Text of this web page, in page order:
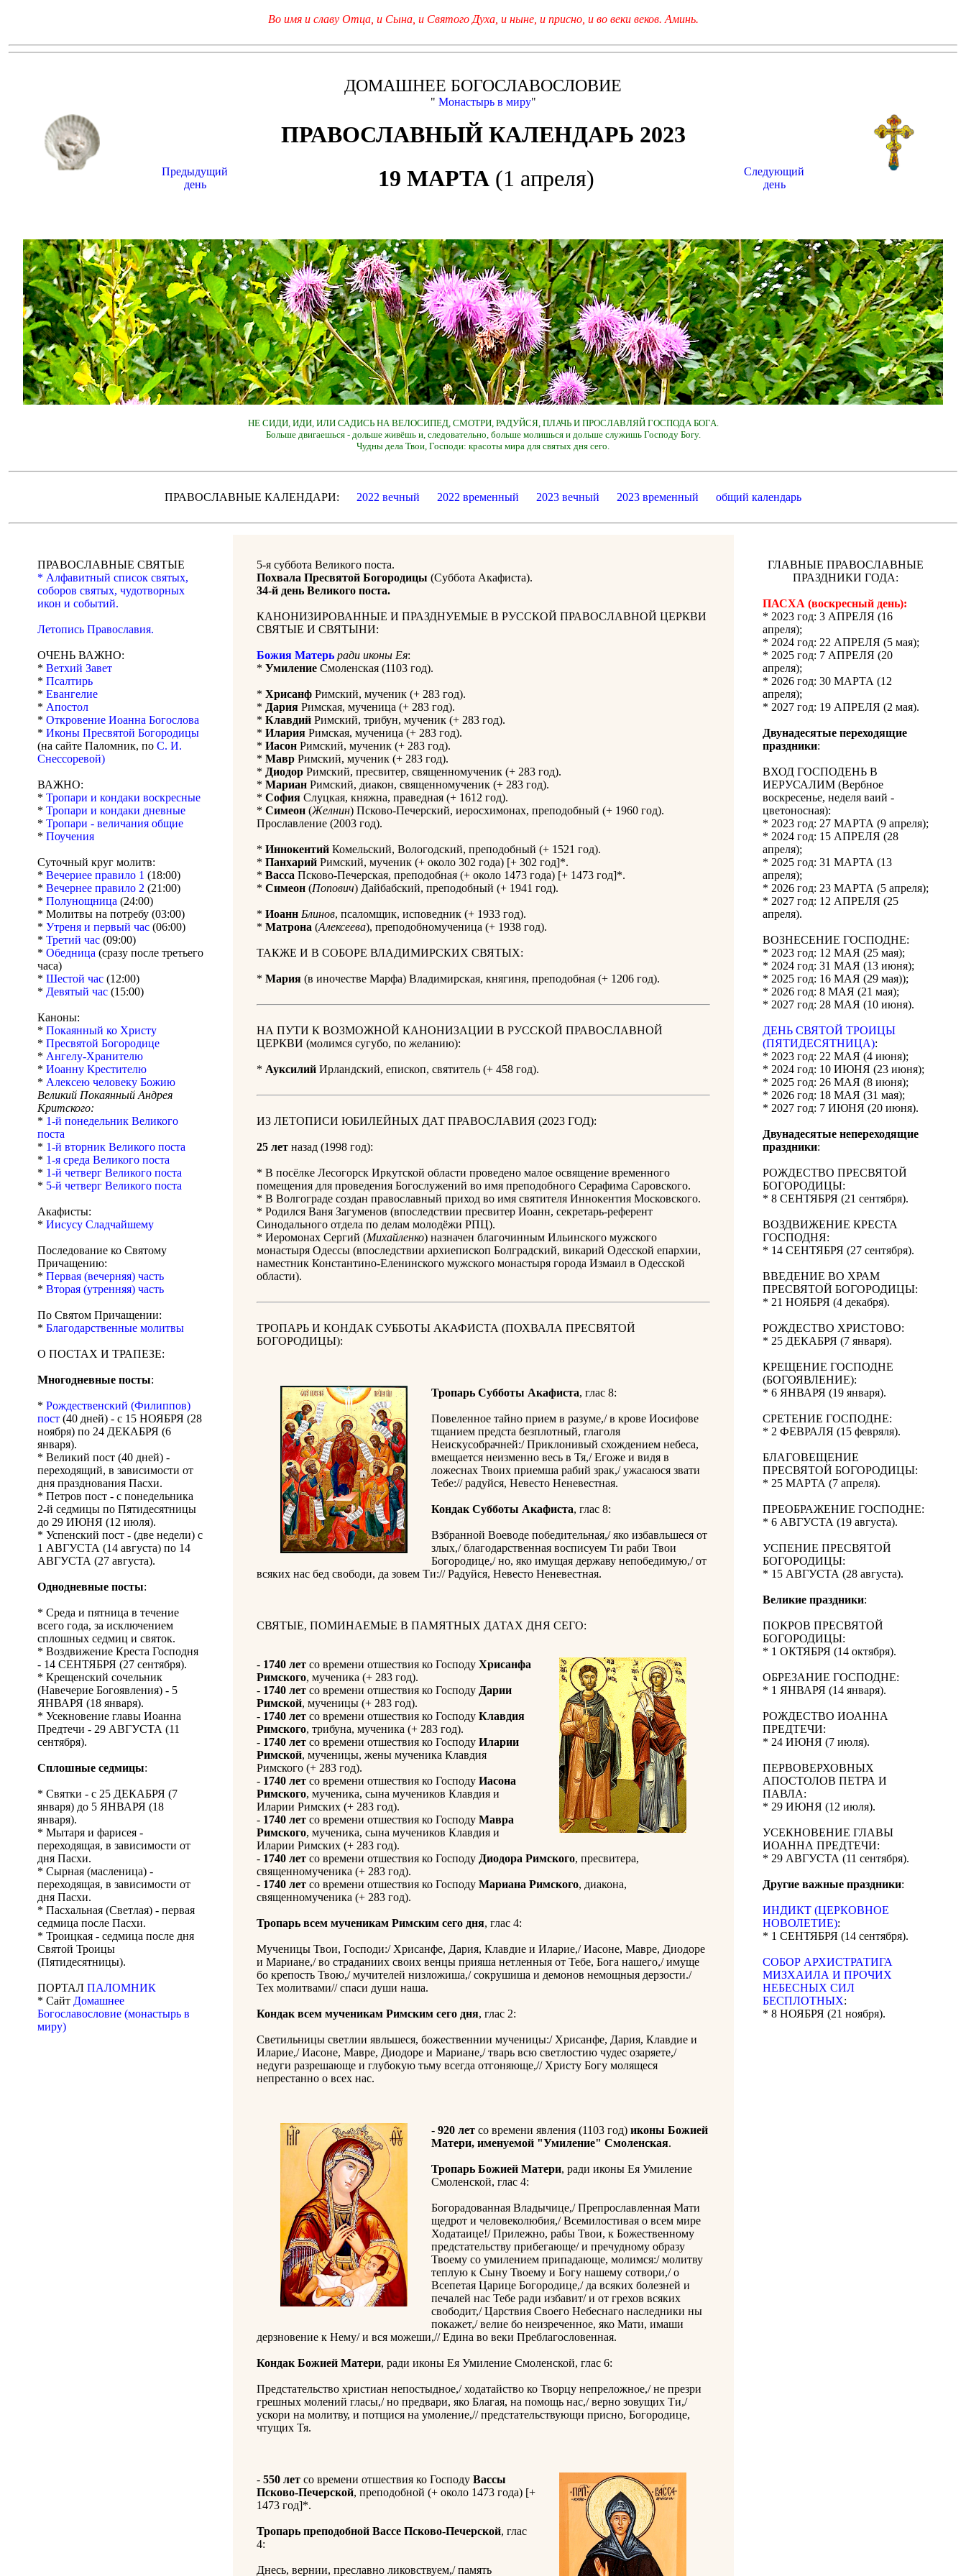
Во имя и славу Отца, и Сына, и Святого Духа, и ныне, и присно, и во веки веков. Аминь.
ДОМАШНЕЕ БОГОСЛАВОСЛОВИЕ
" Монастырь в миру"
ПРАВОСЛАВНЫЙ КАЛЕНДАРЬ 2023
Предыдущий
день
19 МАРТА(1 апреля)
Следующий
день
НЕ СИДИ, ИДИ, ИЛИ САДИСЬ НА ВЕЛОСИПЕД, СМОТРИ, РАДУЙСЯ, ПЛАЧЬ И ПРОСЛАВЛЯЙ ГОСПОДА БОГА.
Больше двигаешься - дольше живёшь и, следовательно, больше молишься и дольше служишь Господу Богу.
Чудны дела Твои, Господи: красоты мира для святых дня сего.
ПРАВОСЛАВНЫЕ КАЛЕНДАРИ: 2022 вечный 2022 временный 2023 вечный 2023 временный общий календарь
ПРАВОСЛАВНЫЕ СВЯТЫЕ
* Алфавитный список святых,
соборов святых, чудотворных
икон и событий.
Летопись Православия.
ОЧЕНЬ ВАЖНО:
* Ветхий Завет
* Псалтирь
* Евангелие
* Апостол
* Откровение Иоанна Богослова
* Иконы Пресвятой Богородицы
(на сайте Паломник, по С. И.
Снессоревой)
ВАЖНО:
* Тропари и кондаки воскресные
* Тропари и кондаки дневные
* Тропари - величания общие
* Поучения
Суточный круг молитв:
* Вечериее правило 1 (18:00)
* Вечернее правило 2 (21:00)
* Полунощница (24:00)
* Молитвы на потребу (03:00)
* Утреня и первый час (06:00)
* Третий час (09:00)
* Обедница (сразу после третьего
часа)
* Шестой час (12:00)
* Девятый час (15:00)
Каноны:
* Покаянный ко Христу
* Пресвятой Богородице
* Ангелу-Хранителю
* Иоанну Крестителю
* Алексею человеку Божию
Великий Покаянный Андрея
Критского:
* 1-й понедельник Великого
поста
* 1-й вторник Великого поста
* 1-я среда Великого поста
* 1-й четверг Великого поста
* 5-й четверг Великого поста
Акафисты:
* Иисусу Сладчайшему
Последование ко Святому
Причащению:
* Первая (вечерняя) часть
* Вторая (утренняя) часть
По Святом Причащении:
* Благодарственные молитвы
О ПОСТАХ И ТРАПЕЗЕ:
Многодневные посты:
* Рождественский (Филиппов)
пост (40 дней) - с 15 НОЯБРЯ (28
ноября) по 24 ДЕКАБРЯ (6
января).
* Великий пост (40 дней) -
переходящий, в зависимости от
дня празднования Пасхи.
* Петров пост - с понедельника
2-й седмицы по Пятидесятницы
до 29 ИЮНЯ (12 июля).
* Успенский пост - (две недели) с
1 АВГУСТА (14 августа) по 14
АВГУСТА (27 августа).
Однодневные посты:
* Среда и пятница в течение
всего года, за исключением
сплошных седмиц и святок.
* Воздвижение Креста Господня
- 14 СЕНТЯБРЯ (27 сентября).
* Крещенский сочельник
(Навечерие Богоявления) - 5
ЯНВАРЯ (18 января).
* Усекновение главы Иоанна
Предтечи - 29 АВГУСТА (11
сентября).
Сплошные седмицы:
* Святки - с 25 ДЕКАБРЯ (7
января) до 5 ЯНВАРЯ (18
января).
* Мытаря и фарисея -
переходящая, в зависимости от
дня Пасхи.
* Сырная (масленица) -
переходящая, в зависимости от
дня Пасхи.
* Пасхальная (Светлая) - первая
седмица после Пасхи.
* Троицкая - седмица после дня
Святой Троицы
(Пятидесятницы).
ПОРТАЛ ПАЛОМНИК
* Сайт Домашнее
Богославословие (монастырь в
миру)
5-я суббота Великого поста.
Похвала Пресвятой Богородицы (Суббота Акафиста).
34-й день Великого поста.
КАНОНИЗИРОВАННЫЕ И ПРАЗДНУЕМЫЕ В РУССКОЙ ПРАВОСЛАВНОЙ ЦЕРКВИ
СВЯТЫЕ И СВЯТЫНИ:
Божия Матерь ради иконы Ея:
* Умиление Смоленская (1103 год).
* Хрисанф Римский, мученик (+ 283 год).
* Дария Римская, мученица (+ 283 год).
* Клавдий Римский, трибун, мученик (+ 283 год).
* Илария Римская, мученица (+ 283 год).
* Иасон Римский, мученик (+ 283 год).
* Мавр Римский, мученик (+ 283 год).
* Диодор Римский, пресвитер, священномученик (+ 283 год).
* Мариан Римский, диакон, священномученик (+ 283 год).
* София Слуцкая, княжна, праведная (+ 1612 год).
* Симеон (Желнин) Псково-Печерский, иеросхимонах, преподобный (+ 1960 год).
Прославление (2003 год).
* Иннокентий Комельский, Вологодский, преподобный (+ 1521 год).
* Панхарий Римский, мученик (+ около 302 года) [+ 302 год]*.
* Васса Псково-Печерская, преподобная (+ около 1473 года) [+ 1473 год]*.
* Симеон (Попович) Дайбабский, преподобный (+ 1941 год).
* Иоанн Блинов, псаломщик, исповедник (+ 1933 год).
* Матрона (Алексеева), преподобномученица (+ 1938 год).
ТАКЖЕ И В СОБОРЕ ВЛАДИМИРСКИХ СВЯТЫХ:
* Мария (в иночестве Марфа) Владимирская, княгиня, преподобная (+ 1206 год).
НА ПУТИ К ВОЗМОЖНОЙ КАНОНИЗАЦИИ В РУССКОЙ ПРАВОСЛАВНОЙ
ЦЕРКВИ (молимся сугубо, по желанию):
* Ауксилий Ирландский, епископ, святитель (+ 458 год).
ИЗ ЛЕТОПИСИ ЮБИЛЕЙНЫХ ДАТ ПРАВОСЛАВИЯ (2023 ГОД):
25 лет назад (1998 год):
* В посёлке Лесогорск Иркутской области проведено малое освящение временного
помещения для проведения Богослужений во имя преподобного Серафима Саровского.
* В Волгограде создан православный приход во имя святителя Иннокентия Московского.
* Родился Ваня Загуменов (впоследствии пресвитер Иоанн, секретарь-референт
Синодального отдела по делам молодёжи РПЦ).
* Иеромонах Сергий (Михайленко) назначен благочинным Ильинского мужского
монастыря Одессы (впоследствии архиепископ Болградский, викарий Одесской епархии,
наместник Константино-Еленинского мужского монастыря города Измаил в Одесской
области).
ТРОПАРЬ И КОНДАК СУББОТЫ АКАФИСТА (ПОХВАЛА ПРЕСВЯТОЙ
БОГОРОДИЦЫ):
Тропарь Cубботы Акафиста, глас 8:
Повеленное тайно прием в разуме,/ в крове Иосифове
тщанием предста безплотный, глаголя
Неискусобрачней:/ Приклонивый схождением небеса,
вмещается неизменно весь в Тя,/ Егоже и видя в
ложеснах Твоих приемша рабий зрак,/ ужасаюся звати
Тебе:// радуйся, Невесто Неневестная.
Кондак Субботы Акафиста, глас 8:
Взбранной Воеводе победительная,/ яко избавльшеся от
злых,/ благодарственная восписуем Ти раби Твои
Богородице,/ но, яко имущая державу непобедимую,/ от
всяких нас бед свободи, да зовем Ти:// Радуйся, Невесто Неневестная.
СВЯТЫЕ, ПОМИНАЕМЫЕ В ПАМЯТНЫХ ДАТАХ ДНЯ СЕГО:
- 1740 лет со времени отшествия ко Господу Хрисанфа
Римского, мученика (+ 283 год).
- 1740 лет со времени отшествия ко Господу Дарии
Римской, мученицы (+ 283 год).
- 1740 лет со времени отшествия ко Господу Клавдия
Римского, трибуна, мученика (+ 283 год).
- 1740 лет со времени отшествия ко Господу Иларии
Римской, мученицы, жены мученика Клавдия
Римского (+ 283 год).
- 1740 лет со времени отшествия ко Господу Иасона
Римского, мученика, сына мучеников Клавдия и
Иларии Римских (+ 283 год).
- 1740 лет со времени отшествия ко Господу Мавра
Римского, мученика, сына мучеников Клавдия и
Иларии Римских (+ 283 год).
- 1740 лет со времени отшествия ко Господу Диодора Римского, пресвитера,
священномученика (+ 283 год).
- 1740 лет со времени отшествия ко Господу Мариана Римского, диакона,
священномученика (+ 283 год).
Тропарь всем мученикам Римским сего дня, глас 4:
Мученицы Твои, Господи:/ Хрисанфе, Дария, Клавдие и Иларие,/ Иасоне, Мавре, Диодоре
и Мариане,/ во страданиих своих венцы прияша нетленныя от Тебе, Бога нашего,/ имуще
бо крепость Твою,/ мучителей низложиша,/ сокрушиша и демонов немощныя дерзости./
Тех молитвами// спаси души наша.
Кондак всем мученикам Римским сего дня, глас 2:
Светильницы светлии явльшеся, божественнии мученицы:/ Хрисанфе, Дария, Клавдие и
Иларие,/ Иасоне, Мавре, Диодоре и Мариане,/ тварь всю светлостию чудес озаряете,/
недуги разрешающе и глубокую тьму всегда отгоняюще,// Христу Богу молящеся
непрестанно о всех нас.
- 920 лет со времени явления (1103 год) иконы Божией
Матери, именуемой "Умиление" Смоленская.
Тропарь Божией Матери, ради иконы Ея Умиление
Смоленской, глас 4:
Богорадованная Владычице,/ Препрославленная Мати
щедрот и человеколюбия,/ Всемилостивая о всем мире
Ходатаице!/ Прилежно, рабы Твои, к Божественному
предстательству прибегающе/ и пречудному образу
Твоему со умилением припадающе, молимся:/ молитву
теплую к Сыну Твоему и Богу нашему сотвори,/ о
Всепетая Царице Богородице,/ да всяких болезней и
печалей нас Тебе ради избавит/ и от грехов всяких
свободит,/ Царствия Своего Небеснаго наследники ны
покажет,/ велие бо неизреченное, яко Мати, имаши
дерзновение к Нему/ и вся можеши,// Едина во веки Преблагословенная.
Кондак Божией Матери, ради иконы Ея Умиление Смоленской, глас 6:
Предстательство христиан непостыдное,/ ходатайство ко Творцу непреложное,/ не презри
грешных молений гласы,/ но предвари, яко Благая, на помощь нас,/ верно зовущих Ти,/
ускори на молитву, и потщися на умоление,// предстательствующи присно, Богородице,
чтущих Тя.
- 550 лет со времени отшествия ко Господу Вассы
Псково-Печерской, преподобной (+ около 1473 года) [+
1473 год]*.
Тропарь преподобной Вассе Псково-Печерской, глас
4:
Днесь, вернии, преславно ликовствуем,/ память
ГЛАВНЫЕ ПРАВОСЛАВНЫЕ
ПРАЗДНИКИ ГОДА:
ПАСХА (воскресный день):
* 2023 год: 3 АПРЕЛЯ (16
апреля);
* 2024 год: 22 АПРЕЛЯ (5 мая);
* 2025 год: 7 АПРЕЛЯ (20
апреля);
* 2026 год: 30 МАРТА (12
апреля);
* 2027 год: 19 АПРЕЛЯ (2 мая).
Двунадесятые переходящие
праздники:
ВХОД ГОСПОДЕНЬ В
ИЕРУСАЛИМ (Вербное
воскресенье, неделя ваий -
цветоносная):
* 2023 год: 27 МАРТА (9 апреля);
* 2024 год: 15 АПРЕЛЯ (28
апреля);
* 2025 год: 31 МАРТА (13
апреля);
* 2026 год: 23 МАРТА (5 апреля);
* 2027 год: 12 АПРЕЛЯ (25
апреля).
ВОЗНЕСЕНИЕ ГОСПОДНЕ:
* 2023 год: 12 МАЯ (25 мая);
* 2024 год: 31 МАЯ (13 июня);
* 2025 год: 16 МАЯ (29 мая));
* 2026 год: 8 МАЯ (21 мая);
* 2027 год: 28 МАЯ (10 июня).
ДЕНЬ СВЯТОЙ ТРОИЦЫ
(ПЯТИДЕСЯТНИЦА):
* 2023 год: 22 МАЯ (4 июня);
* 2024 год: 10 ИЮНЯ (23 июня);
* 2025 год: 26 МАЯ (8 июня);
* 2026 год: 18 МАЯ (31 мая);
* 2027 год: 7 ИЮНЯ (20 июня).
Двунадесятые непереходящие
праздники:
РОЖДЕСТВО ПРЕСВЯТОЙ
БОГОРОДИЦЫ:
* 8 СЕНТЯБРЯ (21 сентября).
ВОЗДВИЖЕНИЕ КРЕСТА
ГОСПОДНЯ:
* 14 СЕНТЯБРЯ (27 сентября).
ВВЕДЕНИЕ ВО ХРАМ
ПРЕСВЯТОЙ БОГОРОДИЦЫ:
* 21 НОЯБРЯ (4 декабря).
РОЖДЕСТВО ХРИСТОВО:
* 25 ДЕКАБРЯ (7 января).
КРЕЩЕНИЕ ГОСПОДНЕ
(БОГОЯВЛЕНИЕ):
* 6 ЯНВАРЯ (19 января).
СРЕТЕНИЕ ГОСПОДНЕ:
* 2 ФЕВРАЛЯ (15 февряля).
БЛАГОВЕЩЕНИЕ
ПРЕСВЯТОЙ БОГОРОДИЦЫ:
* 25 МАРТА (7 апреля).
ПРЕОБРАЖЕНИЕ ГОСПОДНЕ:
* 6 АВГУСТА (19 августа).
УСПЕНИЕ ПРЕСВЯТОЙ
БОГОРОДИЦЫ:
* 15 АВГУСТА (28 августа).
Великие праздники:
ПОКРОВ ПРЕСВЯТОЙ
БОГОРОДИЦЫ:
* 1 ОКТЯБРЯ (14 октября).
ОБРЕЗАНИЕ ГОСПОДНЕ:
* 1 ЯНВАРЯ (14 января).
РОЖДЕСТВО ИОАННА
ПРЕДТЕЧИ:
* 24 ИЮНЯ (7 июля).
ПЕРВОВЕРХОВНЫХ
АПОСТОЛОВ ПЕТРА И
ПАВЛА:
* 29 ИЮНЯ (12 июля).
УСЕКНОВЕНИЕ ГЛАВЫ
ИОАННА ПРЕДТЕЧИ:
* 29 АВГУСТА (11 сентября).
Другие важные праздники:
ИНДИКТ (ЦЕРКОВНОЕ
НОВОЛЕТИЕ):
* 1 СЕНТЯБРЯ (14 сентября).
CОБОР АРХИСТРАТИГА
МИЗХАИЛА И ПРОЧИХ
НЕБЕСНЫХ СИЛ
БЕСПЛОТНЫХ:
* 8 НОЯБРЯ (21 ноября).